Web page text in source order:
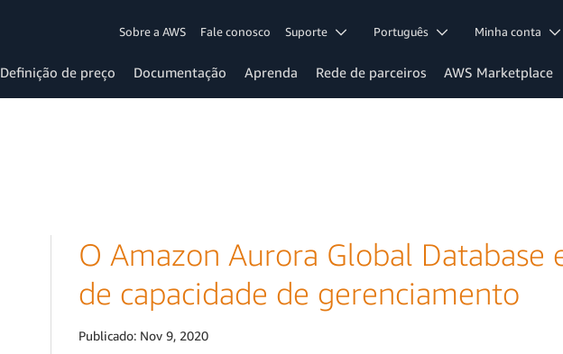
Sobre a AWS Fale conosco Suporte Português Minha conta
Definição de preço Documentação Aprenda Rede de parceiros AWS Marketplace
O Amazon Aurora Global Database
de capacidade de gerenciamento
Publicado: Nov 9, 2020